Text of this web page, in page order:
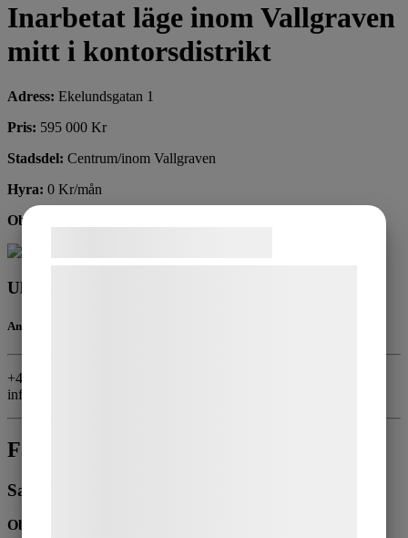
Inarbetat läge inom Vallgraven
mitt i kontorsdistrikt
Adress: Ekelundsgatan 1
Pris: 595 000 Kr
Stadsdel: Centrum/inom Vallgraven
Hyra: 0 Kr/mån
Objektstyp:
Ulf Hjertquist
Ansvarig mäklare
+46708227374
info1@hjertquistmaklare.se
Fakta
Sammanfattning
Objektstyp: